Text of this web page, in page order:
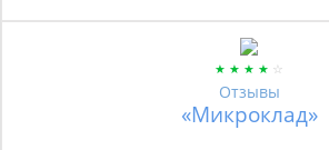
Отзывы
«Микроклад»